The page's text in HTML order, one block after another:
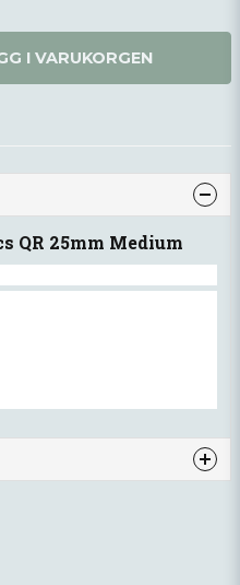
I VARUKORGEN
QR 25mm Medium
produkten...